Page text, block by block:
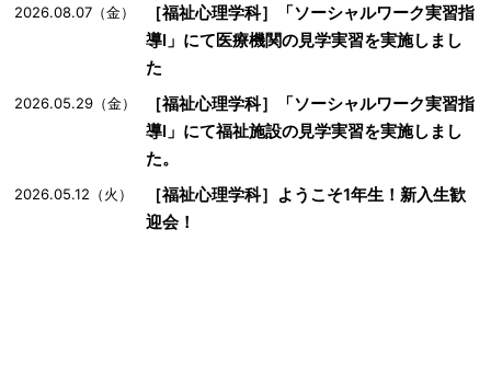
2026.08.07（金）
［福祉心理学科］「ソーシャルワーク実習指
導Ⅰ」にて医療機関の見学実習を実施しまし
た
2026.05.29（金）
［福祉心理学科］「ソーシャルワーク実習指
導Ⅰ」にて福祉施設の見学実習を実施しまし
た。
2026.05.12（火）
［福祉心理学科］ようこそ1年生！新入生歓
迎会！